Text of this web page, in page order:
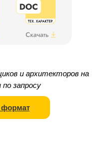
и архитекторов на
запросу
формат